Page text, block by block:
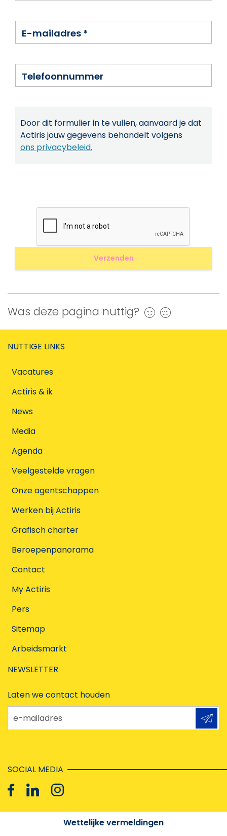
E-mailadres *
Telefoonnummer
Door dit formulier in te vullen, aanvaard je dat
Actiris jouw gegevens behandelt volgens
ons privacybeleid.
Was deze pagina nuttig? Ja
NUTTIGE LINKS
Vacatures
Actiris & ik
News
Media
Agenda
Veelgestelde vragen
Onze agentschappen
Werken bij Actiris
Grafisch charter
Beroepenpanorama
Contact
My Actiris
Pers
Sitemap
Arbeidsmarkt
NEWSLETTER
Laten we contact houden
e-mailadres
SOCIAL MEDIA
Wettelijke vermeldingen